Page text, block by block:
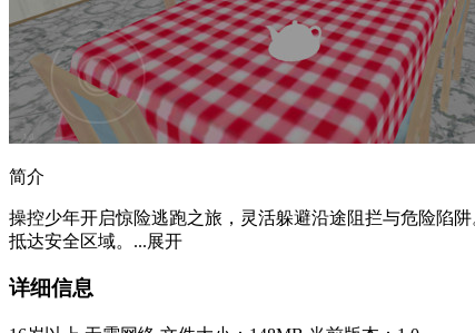
简介
操控少年开启惊险逃跑之旅，灵活躲避沿途阻拦与危险陷
抵达安全区域。...展开
详细信息